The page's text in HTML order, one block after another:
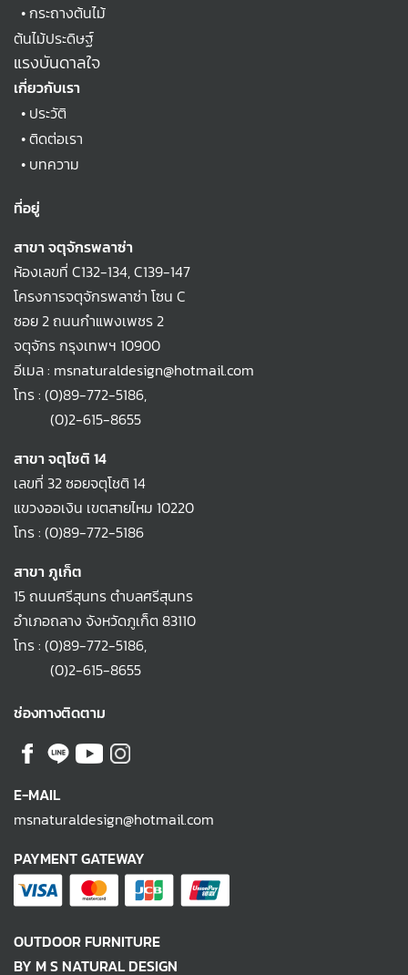
•กระถางต้นไม้
ต้นไม้ประดิษฐ์
แรงบันดาลใจ
เกี่ยวกับเรา
• ประวัติ
•ติดต่อเรา
• บทความ
ที่อยู่
สาขา จตุจักรพลาซ่า
ห้องเลขที่ C132-134, C139-147
โครงการจตุจักรพลาซ่า โซน C
ซอย 2 ถนนกำแพงเพชร 2
จตุจักร กรุงเทพฯ 10900
อีเมล : msnaturaldesign@hotmail.com
โทร : (0)89-772-5186,
(0)2-615-8655
สาขา จตุโชติ 14
เลขที่ 32 ซอยจตุโชติ 14
แขวงออเงิน เขตสายไหม 10220
โทร : (0)89-772-5186
สาขา ภูเก็ต
15 ถนนศรีสุนทร ตำบลศรีสุนทร
อำเภอถลาง จังหวัดภูเก็ต 83110
โทร : (0)89-772-5186,
(0)2-615-8655
ช่องทางติดตาม
E-MAIL
msnaturaldesign@hotmail.com
PAYMENT GATEWAY
OUTDOOR FURNITURE
BY M S NATURAL DESIGN